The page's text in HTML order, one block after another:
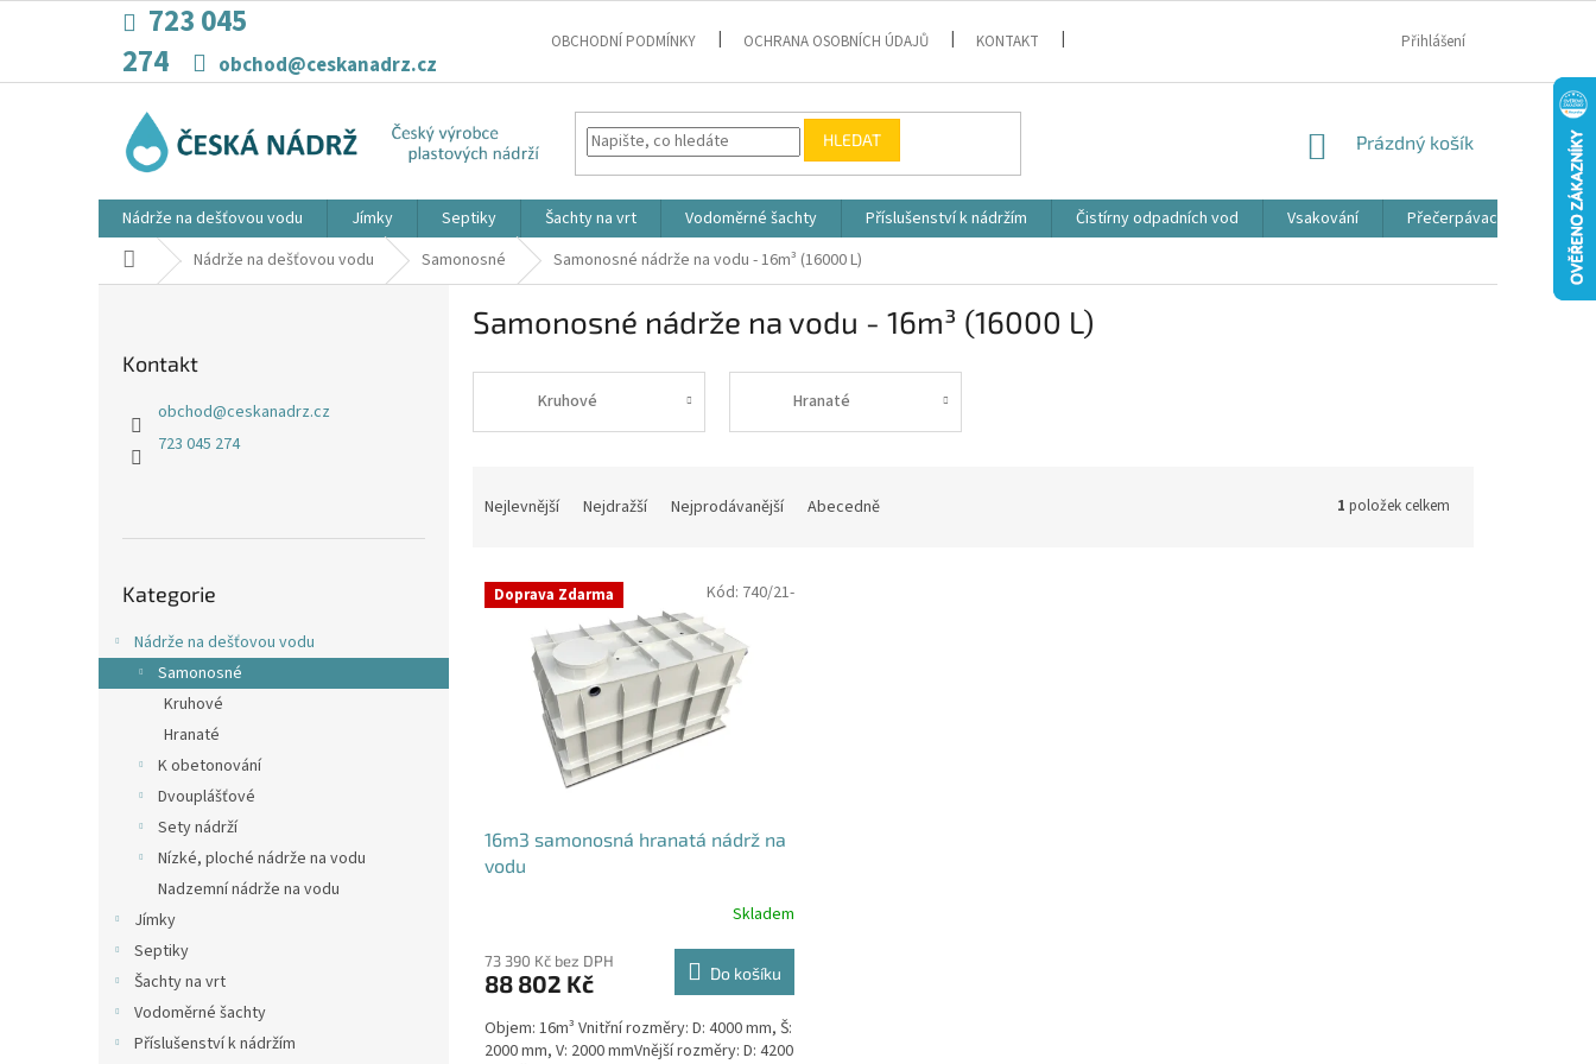
723 045
274
obchod@ceskanadrz.cz
OBCHODNÍ PODMÍNKY OCHRANA OSOBNÍCH ÚDAJŮ KONTAKT Přihlášení
HLEDAT
NÁKUPNÍ
Prázdný košík
Nádrže na dešťovou vodu Jímky Septiky Šachty na vrt Vodoměrné šachty Příslušenství k nádržím Čistírny odpadních vod Vsakování Přečerpávací jímky
Domů Nádrže na dešťovou vodu Samonosné Samonosné nádrže na vodu - 16m³ (16000 L)
Kontakt
obchod@ceskanadrz.cz
723 045 274
kategorie
Kategorie
Nádrže na dešťovou vodu
Samonosné
Kruhové
Hranaté
K obetonování
Dvouplášťové
Sety nádrží
Nízké, ploché nádrže na vodu
Nadzemní nádrže na vodu
Jímky
Septiky
Šachty na vrt
Vodoměrné šachty
Příslušenství k nádržím
Samonosné nádrže na vodu - 16m³ (16000 L)
Kruhové Hranaté
n
Nejlevnější Nejdražší Nejprodávanější Abecedně 1 položek celkem
V Doprava Zdarma
16m3 samonosná hranatá nádrž na
vodu
produktu
je
z
5
Skladem
73 390 Kč bez DPH
88 802 Kč Do košíku
Objem: 16m³ Vnitřní rozměry: D: 4000 mm, Š:
2000 mm, V: 2000 mmVnější rozměry: D: 4200
Kód: 740/21-